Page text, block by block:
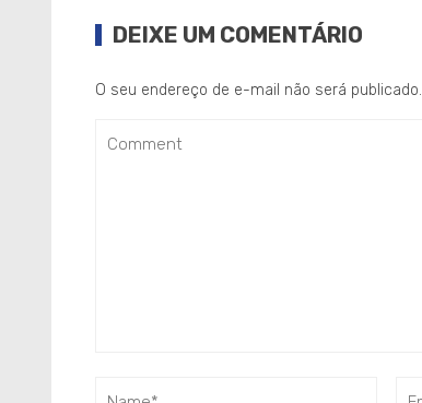
DEIXE UM COMENTÁRIO
O seu endereço de e-mail não será publicado.